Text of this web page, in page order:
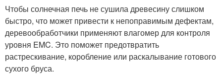
Чтобы солнечная печь не сушила древесину слишком
быстро, что может привести к непоправимым дефектам,
деревообработчики применяют влагомер для контроля
уровня EMC. Это поможет предотвратить
растрескивание, коробление или раскалывание готового
сухого бруса.